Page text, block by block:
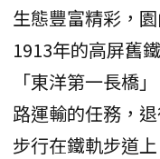
生態豐富精彩，
1913年的高屏舊
「東洋第一長橋
路運輸的任務，
步行在鐵軌步道